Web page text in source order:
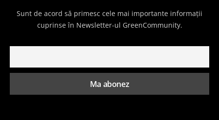
Sunt de acord să primesc cele mai importante informații
cuprinse în Newsletter-ul GreenCommunity.